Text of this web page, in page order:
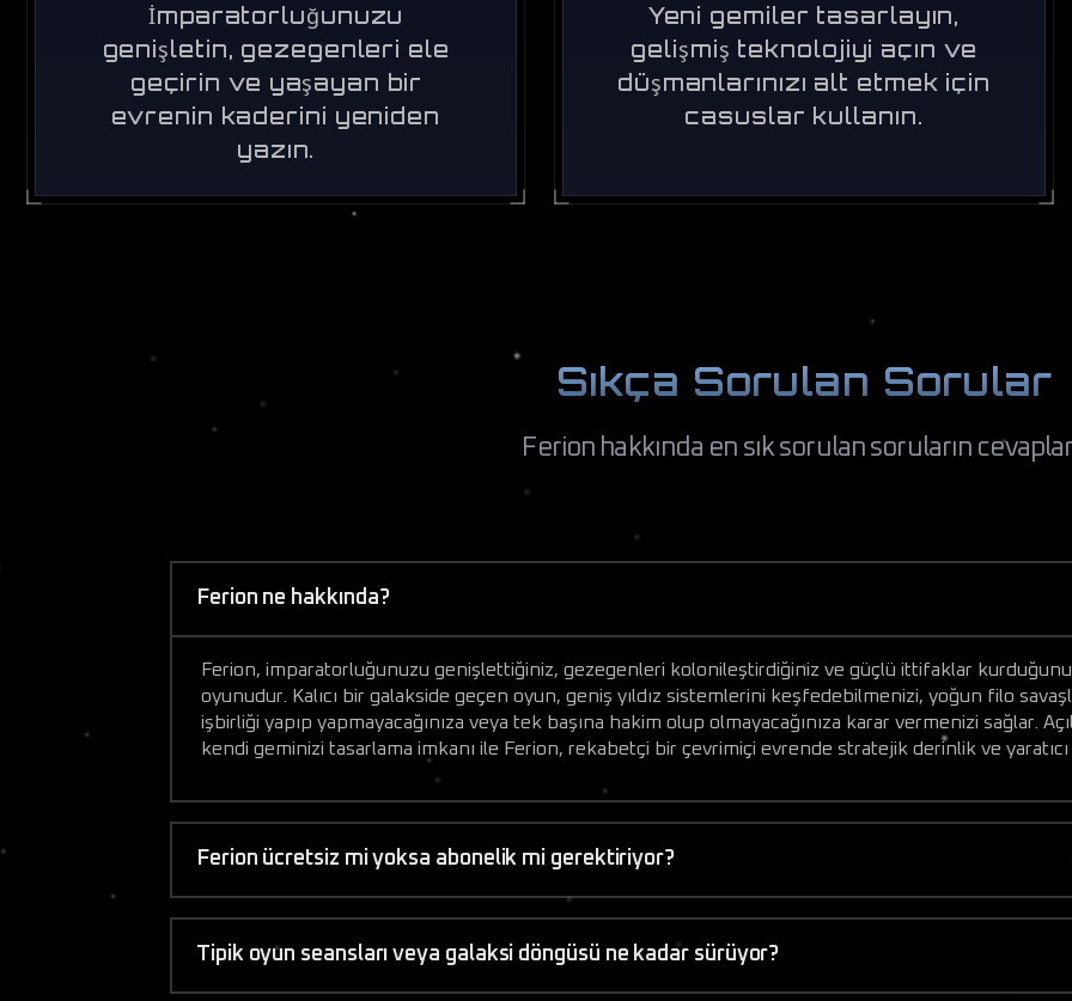
İmparatorluğunuzu
genişletin, gezegenleri ele
geçirin ve yaşayan bir
evrenin kaderini yeniden
yazın.
Yeni gemiler tasarlayın,
gelişmiş teknolojiyi açın ve
düşmanlarınızı alt etmek için
casuslar kullanın.
Sıkça Sorulan Sorular
Ferion hakkında en sık sorulan soruların
Ferion ne hakkında?
Ferion, imparatorluğunuzu genişlettiğiniz, gezegenleri kolonileştirdiğiniz ve güçlü ittifaklar
oyunudur. Kalıcı bir galakside geçen oyun, geniş yıldız sistemlerini keşfedebilmenizi, yoğun filo
işbirliği yapıp yapmayacağınıza veya tek başına hakim olup olmayacağınıza karar vermenizi sağlar.
kendi geminizi tasarlama imkanı ile Ferion, rekabetçi bir çevrimiçi evrende stratejik derinlik ve
Ferion ücretsiz mi yoksa abonelik mi gerektiriyor?
Tipik oyun seansları veya galaksi döngüsü ne kadar sürüyor?